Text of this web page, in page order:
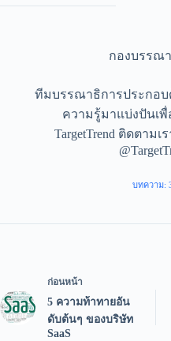
กองบรรณ
ทีมบรรณาธิการประกอ
ความรู้มาแบ่งปันเพื่
TargetTrend ติดตามเ
บทความ:
ก่อนหน้า
5 ความท้าทายอัน
ดับต้นๆ ของบริษัท
SaaS